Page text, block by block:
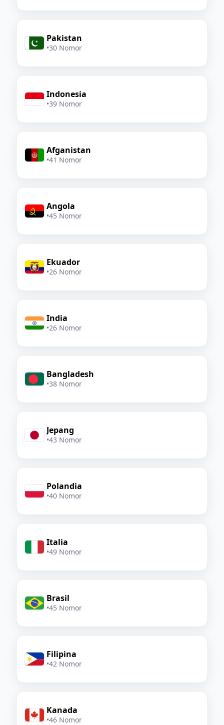
Pakistan
•30 Nomor
Indonesia
•39 Nomor
Afganistan
•41 Nomor
Angola
•45 Nomor
Ekuador
•26 Nomor
India
•26 Nomor
Bangladesh
•38 Nomor
Jepang
•43 Nomor
Polandia
•40 Nomor
Italia
•49 Nomor
Brasil
•45 Nomor
Filipina
•42 Nomor
Kanada
•46 Nomor